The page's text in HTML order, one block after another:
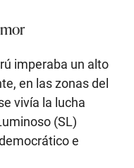
imperaba un alto
en las zonas del
vivía la lucha
(SL)
e